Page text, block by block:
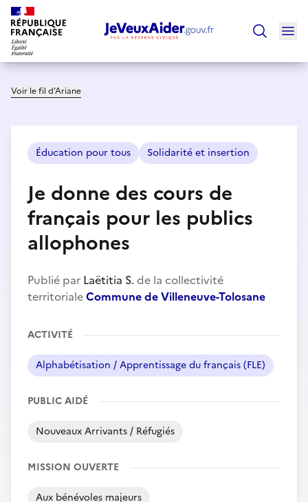
Voir le fil d’Ariane
Éducation pour tous Solidarité et insertion
Je donne des cours de
français pour les publics
allophones
Publié par Laëtitia S. de la collectivité
territorialeCommune de Villeneuve-Tolosane
ACTIVITÉ
Alphabétisation / Apprentissage du français (FLE)
PUBLIC AIDÉ
Nouveaux Arrivants / Réfugiés
MISSION OUVERTE
Aux bénévoles majeurs